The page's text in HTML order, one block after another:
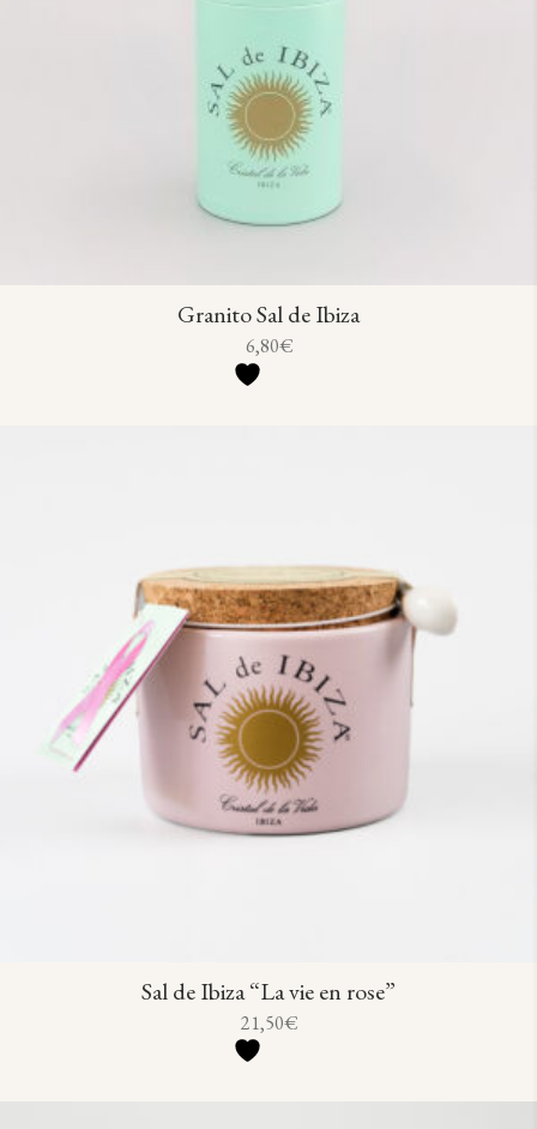
Granito Sal de Ibiza
6,80€
Sal de Ibiza “La vie en rose”
21,50€